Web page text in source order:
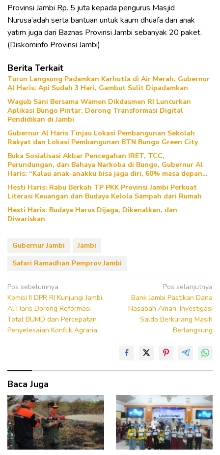
Provinsi Jambi Rp. 5 juta kepada pengurus Masjid
Nurusa’adah serta bantuan untuk kaum dhuafa dan anak
yatim juga dari Baznas Provinsi Jambi sebanyak 20 paket.
(Diskominfo Provinsi Jambi)
Berita Terkait
Turun Langsung Padamkan Karhutla di Air Merah, Gubernur
Al Haris: Api Sudah 3 Hari, Gambut Sulit Dipadamkan
Wagub Sani Bersama Wamen Dikdasmen RI Luncurkan
Aplikasi Bungo Pintar, Dorong Transformasi Digital
Pendidikan di Jambi
Gubernur Al Haris Tinjau Lokasi Pembangunan Sekolah
Rakyat dan Lokasi Pembangunan BTN Bungo Green City
Buka Sosialisasi Akbar Pencegahan IRET, TCC,
Perundungan, dan Bahaya Narkoba di Bungo, Gubernur Al
Haris: “Kalau anak-anakku bisa jaga diri, 60% masa depan
sudah ada di tangan”
Hesti Haris: Rabu Berkah TP PKK Provinsi Jambi Perkuat
Literasi Keuangan dan Budaya Kelola Sampah dari Rumah
Hesti Haris: Budaya Harus Dijaga, Dikenalkan, dan
Diwariskan
Gubernur Jambi
Jambi
Safari Ramadhan Pemprov Jambi
Navigasi
pos
Pos sebelumnya
Komisi II DPR RI Kunjungi Jambi,
Al Haris Dorong Reformasi
Total BUMD dan Percepatan
Penyelesaian Konflik Agraria
Pos selanjutnya
Bank Jambi Pastikan Dana
Nasabah Aman, Investigasi
Saldo Berkurang Masih
Berlangsung
Baca Juga